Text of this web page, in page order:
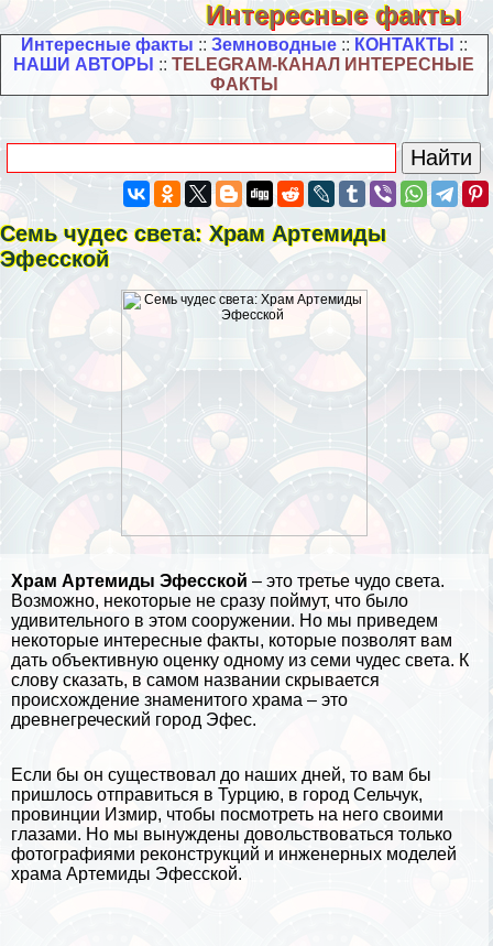
Интересные факты
Интересные факты :: Земноводные:: КОНТАКТЫ ::
НАШИ АВТОРЫ ::TELEGRAM-КАНАЛ ИНТЕРЕСНЫЕ
ФАКТЫ
Семь чудес света: Храм Артемиды
Эфесской
Храм Артемиды Эфесской – это третье чудо света.
Возможно, некоторые не сразу поймут, что было
удивительного в этом сооружении. Но мы приведем
некоторые интересные факты, которые позволят вам
дать объективную оценку одному из семи чудес света. К
слову сказать, в самом названии скрывается
происхождение знаменитого храма – это
древнегреческий город Эфес.
Если бы он существовал до наших дней, то вам бы
пришлось отправиться в Турцию, в город Сельчук,
провинции Измир, чтобы посмотреть на него своими
глазами. Но мы вынуждены довольствоваться только
фотографиями реконструкций и инженерных моделей
храма Артемиды Эфесской.